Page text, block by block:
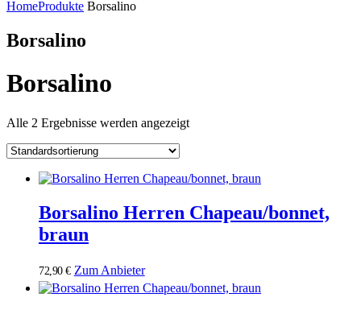
HomeProdukte Borsalino
Borsalino
Borsalino
Alle 2 Ergebnisse werden angezeigt
Borsalino Herren Chapeau/bonnet,
braun
72,90€ Zum Anbieter